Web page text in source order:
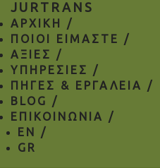
JURTRANS
ΑΡΧΙΚΗ /
ΠΟΙΟΙ ΕΙΜΑΣΤΕ /
ΑΞΙΕΣ /
ΥΠΗΡΕΣΙΕΣ /
ΠΗΓΕΣ & ΕΡΓΑΛΕΙΑ /
BLOG /
ΕΠΙΚΟΙΝΩΝΙΑ /
EN
/
GR